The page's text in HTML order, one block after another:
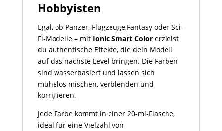
Hobbyisten
Egal, ob Panzer, Flugzeuge,Fantasy oder Sci-
Fi-Modelle – mit Ionic Smart Colorerzielst
du authentische Effekte, die dein Modell
auf das nächste Level bringen. Die Farben
sind wasserbasiert und lassen sich
mühelos mischen, verblenden und
korrigieren.
Jede Farbe kommt in einer 20-ml-Flasche,
ideal für eine Vielzahl von